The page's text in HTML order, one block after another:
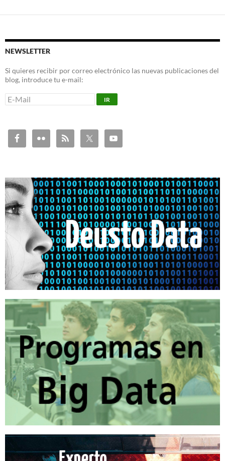
NEWSLETTER
Si quieres recibir por correo electrónico las nuevas publicaciones del
blog, introduce tu e-mail: